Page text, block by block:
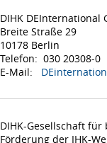
DIHK DEInternational
Breite Straße 29
10178 Berlin
Telefon: 030 20308-0
E-Mail:
DIHK-Gesellschaft
Förderung der IHK-